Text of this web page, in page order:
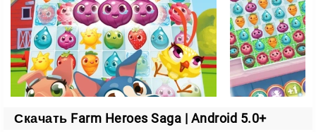
— справиться с препятствиями на поле.
По мере прохождения механик становится больше:
Поливайте цветы водой, чтобы они проросли
Выращивайте яйца и превращайте их в цыплят
замороженных клетках
Скачать Farm Heroes Saga | Android 5.0+